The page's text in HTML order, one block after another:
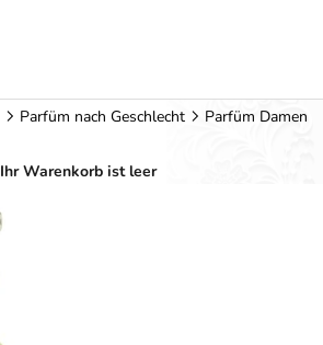
Parfüm nach Geschlecht
Parfüm Damen
Ihr Warenkorb ist leer